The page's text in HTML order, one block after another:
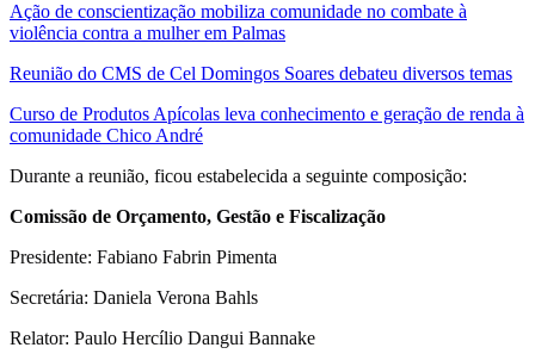
Ação de conscientização mobiliza comunidade no combate à
violência contra a mulher em Palmas
Reunião do CMS de Cel Domingos Soares debateu diversos temas
Curso de Produtos Apícolas leva conhecimento e geração de renda à
comunidade Chico André
Durante a reunião, ficou estabelecida a seguinte composição:
Comissão de Orçamento, Gestão e Fiscalização
Presidente: Fabiano Fabrin Pimenta
Secretária: Daniela Verona Bahls
Relator: Paulo Hercílio Dangui Bannake